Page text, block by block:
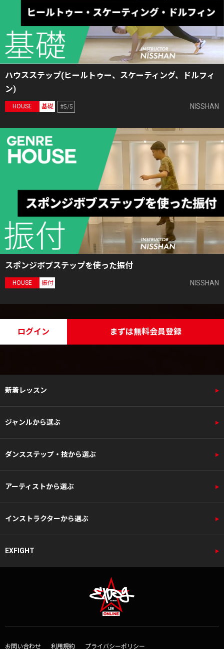
ハウスステップ(ヒールトゥー、スケーティング、ドルフィ
ン)
HOUSE 基礎 #5/5 NISSHAN
スポンジボブステップを使った振付
HOUSE 振付 NISSHAN
ログイン まずは無料会員登録
新着レッスン
ジャンルから選ぶ
ダンスステップ・技から選ぶ
アーティストから選ぶ
インストラクターから選ぶ
EXFIGHT
お問い合わせ 利用規約 プライバシーポリシー